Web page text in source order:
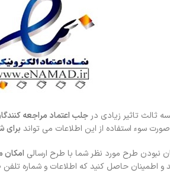
ثالث تاثیر زیادی درجلب اعتماد مراجعه
سوء استفاده از این اطلاعات می تواند برای
طرح مورد نظر شما با طرح ارسالی
و اطمینان حاصل کنید که اطلاعات و شماره